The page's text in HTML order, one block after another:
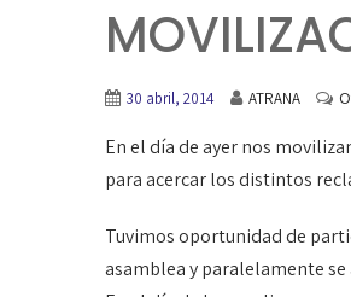
30 abril, 2014 ATRANA
En el día de ayer nos
para acercar los distintos
Tuvimos oportunidad de
asamblea y paralelamente